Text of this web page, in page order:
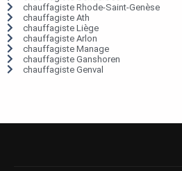
chauffagiste Rhode-Saint-Genèse
chauffagiste Ath
chauffagiste Liège
chauffagiste Arlon
chauffagiste Manage
chauffagiste Ganshoren
chauffagiste Genval